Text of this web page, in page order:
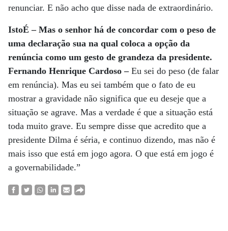
renunciar. E não acho que disse nada de extraordinário.
IstoÉ – Mas o senhor há de concordar com o peso de
uma declaração sua na qual coloca a opção da
renúncia como um gesto de grandeza da presidente.
Fernando Henrique Cardoso – Eu sei do peso (de falar
em renúncia). Mas eu sei também que o fato de eu
mostrar a gravidade não significa que eu deseje que a
situação se agrave. Mas a verdade é que a situação está
toda muito grave. Eu sempre disse que acredito que a
presidente Dilma é séria, e continuo dizendo, mas não é
mais isso que está em jogo agora. O que está em jogo é
a governabilidade.”